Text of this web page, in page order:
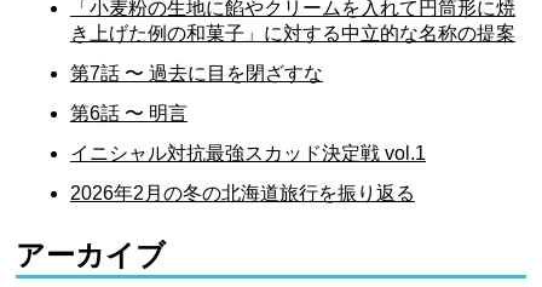
「小麦粉の生地に餡やクリームを入れて円筒形に焼
き上げた例の和菓子」に対する中立的な名称の提案
第7話 〜 過去に目を閉ざすな
第6話 〜 明言
イニシャル対抗最強スカッド決定戦 vol.1
2026年2月の冬の北海道旅行を振り返る
アーカイブ